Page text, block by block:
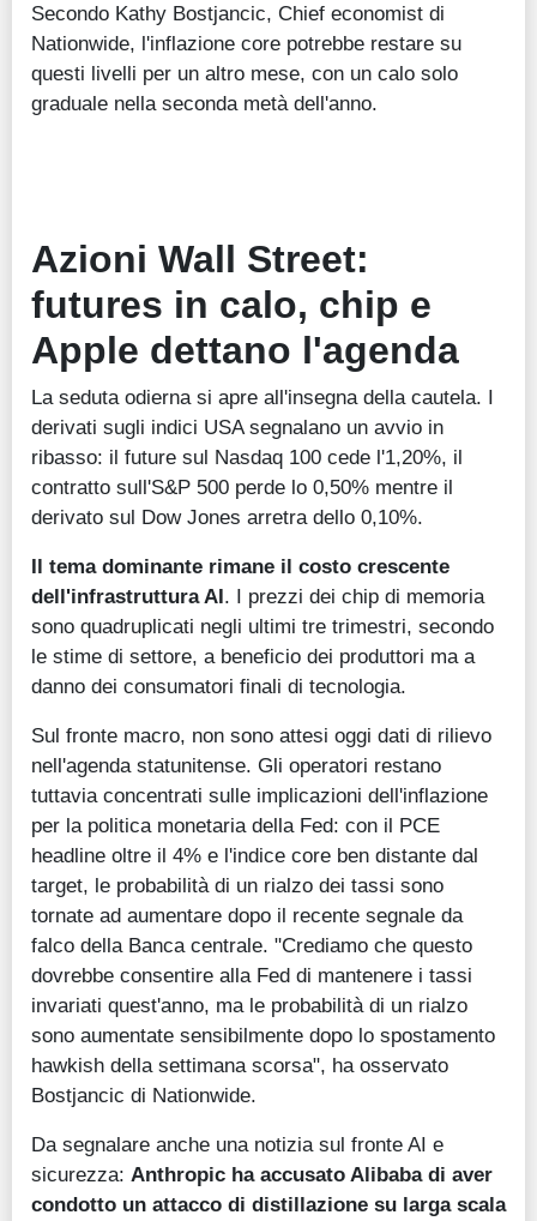
Secondo Kathy Bostjancic, Chief economist di
Nationwide, l'inflazione core potrebbe restare su
questi livelli per un altro mese, con un calo solo
graduale nella seconda metà dell'anno.
Azioni Wall Street:
futures in calo, chip e
Apple dettano l'agenda
La seduta odierna si apre all'insegna della cautela. I
derivati sugli indici USA segnalano un avvio in
ribasso: il future sul Nasdaq 100 cede l'1,20%, il
contratto sull'S&P 500 perde lo 0,50% mentre il
derivato sul Dow Jones arretra dello 0,10%.
Il tema dominante rimane il costo crescente
dell'infrastruttura AI. I prezzi dei chip di memoria
sono quadruplicati negli ultimi tre trimestri, secondo
le stime di settore, a beneficio dei produttori ma a
danno dei consumatori finali di tecnologia.
Sul fronte macro, non sono attesi oggi dati di rilievo
nell'agenda statunitense. Gli operatori restano
tuttavia concentrati sulle implicazioni dell'inflazione
per la politica monetaria della Fed: con il PCE
headline oltre il 4% e l'indice core ben distante dal
target, le probabilità di un rialzo dei tassi sono
tornate ad aumentare dopo il recente segnale da
falco della Banca centrale. "Crediamo che questo
dovrebbe consentire alla Fed di mantenere i tassi
invariati quest'anno, ma le probabilità di un rialzo
sono aumentate sensibilmente dopo lo spostamento
hawkish della settimana scorsa", ha osservato
Bostjancic di Nationwide.
Da segnalare anche una notizia sul fronte AI e
sicurezza: Anthropic ha accusato Alibaba di aver
condotto un attacco di distillazione su larga scala